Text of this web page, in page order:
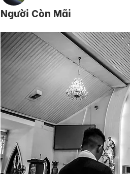
Người Còn Mãi